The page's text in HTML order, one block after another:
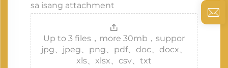
sa isang attachment
Up to 3 files，more 30mb，suppor
jpg、jpeg、png、pdf、doc、docx、
xls、xlsx、csv、txt